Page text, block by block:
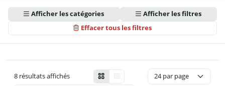
Afficher les catégories
Effacer tous les filtres
Afficher les filtres
8 résultats affichés